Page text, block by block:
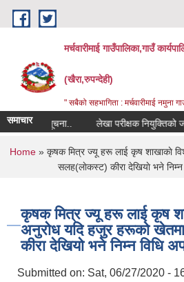
Skip to main content
मर्चवारीमाई गाउँपालिका,गाउँ
(खैरा,रुपन्देही)
" सबैको सहभागिता : मर्चवारीमाई नमुना
समाचार
सम्बन्धी सूचना.. लेखा परीक्षक नियुक्तिको
You are here
Home» कृषक मित्र ज्यू हरू लाई कृष शाखाकाे
सलह(लाेकस्ट) कीरा देखियाे भने निम्न
कृषक मित्र ज्यू हरू लाई कृष
अनुराेध यदि हजुर हरूकाे
कीरा देखियाे भने निम्न विधि
Submitted on: Sat, 06/27/2020 -